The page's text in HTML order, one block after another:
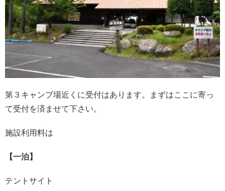
第３キャンプ場近くに受付はあります。まずはここに寄っ
て受付を済ませて下さい。
施設利用料は
【一泊】
テントサイト